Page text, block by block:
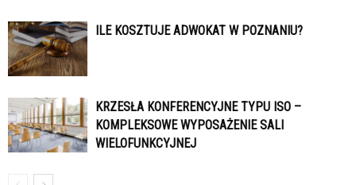
ILE KOSZTUJE ADWOKAT W POZNANIU?
KRZESŁA KONFERENCYJNE TYPU ISO –
KOMPLEKSOWE WYPOSAŻENIE SALI
WIELOFUNKCYJNEJ